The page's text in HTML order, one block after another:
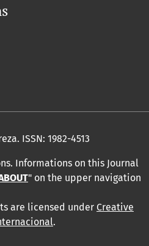
ISSN: 1982-4513
Informations on this Journal
" on the upper navigation
are licensed under Creative
.